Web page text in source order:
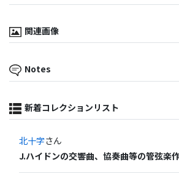
関連画像
Notes
新着コレクションリスト
北十字さん
J.ハイドンの交響曲、協奏曲等の管弦楽